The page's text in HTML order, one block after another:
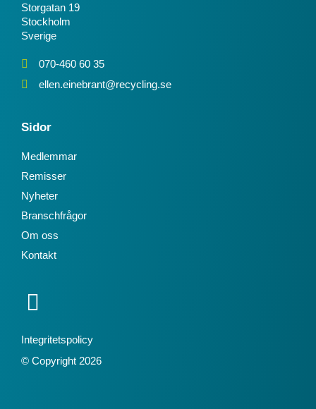
Storgatan 19
Stockholm
Sverige
070-460 60 35
ellen.einebrant@recycling.se
Sidor
Medlemmar
Remisser
Nyheter
Branschfrågor
Om oss
Kontakt
Integritetspolicy
© Copyright 2026